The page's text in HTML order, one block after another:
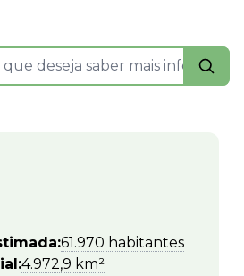
61.970 habitantes
4.972,9 km²